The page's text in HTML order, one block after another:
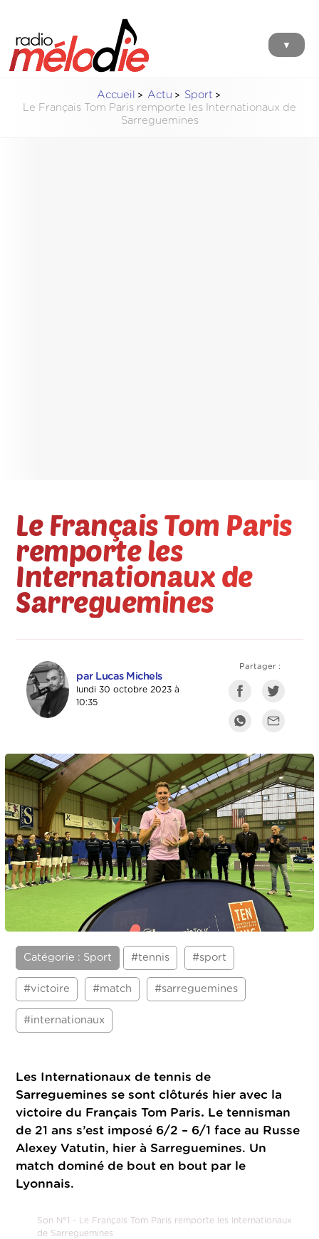
▼
Accueil Actu
Sport
Le Français Tom Paris remporte les Internationaux de
Sarreguemines
Le Français Tom Paris
remporte les
Internationaux de
Sarreguemines
par Lucas Michels
lundi 30 octobre 2023 à
10:35
Partager :
Catégorie : Sport #tennis #sport
#victoire #match #sarreguemines
#internationaux
Les Internationaux de tennis de
Sarreguemines se sont clôturés hier avec la
victoire du Français Tom Paris. Le tennisman
de 21 ans s’est imposé 6/2 – 6/1 face au Russe
Alexey Vatutin, hier à Sarreguemines. Un
match dominé de bout en bout par le
Lyonnais.
Son N°1 - Le Français Tom Paris remporte les Internationaux
de Sarreguemines